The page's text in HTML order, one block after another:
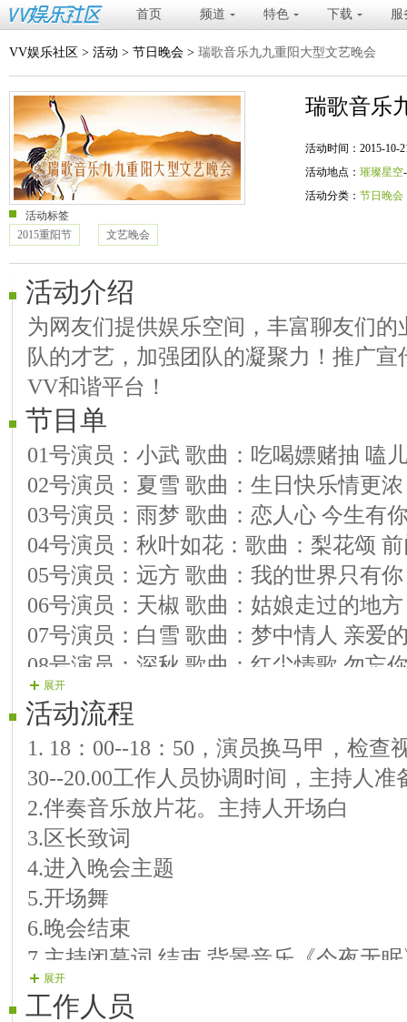
首页 频道 特色 下载 服
VV娱乐社区 > 活动 > 节日晚会 > 瑞歌音乐九九重阳大型文艺晚会
瑞歌音乐
活动时间：2015-10-
活动地点： 璀璨星空
活动分类： 节日晚会
活动标签
2015重阳节
文艺晚会
活动介绍
为网友们提供娱乐空间，丰富聊友们
队的才艺，加强团队的凝聚力！推广宣
VV和谐平台！
节目单
01号演员：小武 歌曲：吃喝嫖赌抽 嗑
02号演员：夏雪 歌曲：生日快乐情更浓
03号演员：雨梦 歌曲：恋人心 今生有
04号演员：秋叶如花：歌曲：梨花颂
05号演员：远方 歌曲：我的世界只有
06号演员：天椒 歌曲：姑娘走过的地
07号演员：白雪 歌曲：梦中情人 亲爱
08号演员：深秋 歌曲：红尘情歌 勿忘
09号演员：梦想 歌曲：阿哥阿妹不分手
10号演员：潇湘 串烧：大地飞歌
11号演员：憨妮 歌曲：小小的家 我们
12号演员：点滴 歌曲：一个人的永远
13号演员：欣然 歌曲：月光下的凤尾
14号演员：开心 歌曲：今生陪你一起
15号演员：猫九 歌曲：真情永远 我从
16号演员：草原 歌曲：红歌联唱
17号演员：开心果 ： 歌曲：草原之夜
18号演员：诗云： 歌曲：祝福祖国
19号演员：追风： 歌曲：串烧
展开
活动流程
1. 18：00--18：50，演员换马甲，检查
30--20.00工作人员协调时间，主持人准
2.伴奏音乐放片花。主持人开场白
3.区长致词
4.进入晚会主题
5.开场舞
6.晚会结束
7.主持闭幕词 结束 背景音乐《今夜无
展开
工作人员